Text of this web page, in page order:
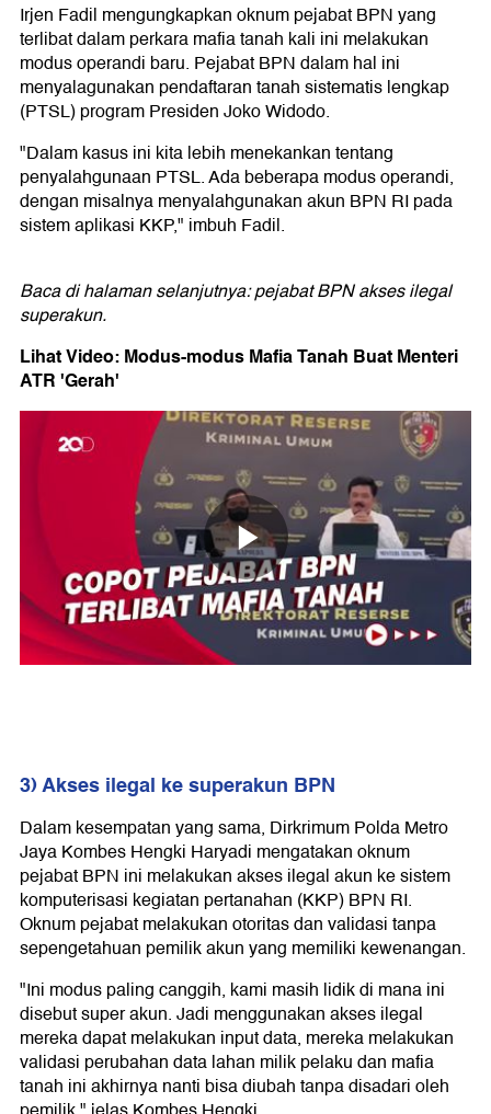
Irjen Fadil mengungkapkan oknum pejabat BPN yang
terlibat dalam perkara mafia tanah kali ini melakukan
modus operandi baru. Pejabat BPN dalam hal ini
menyalagunakan pendaftaran tanah sistematis lengkap
(PTSL) program Presiden Joko Widodo.
"Dalam kasus ini kita lebih menekankan tentang
penyalahgunaan PTSL. Ada beberapa modus operandi,
dengan misalnya menyalahgunakan akun BPN RI pada
sistem aplikasi KKP," imbuh Fadil.
Baca di halaman selanjutnya: pejabat BPN akses ilegal
superakun.
Lihat Video: Modus-modus Mafia Tanah Buat Menteri
ATR 'Gerah'
3) Akses ilegal ke superakun BPN
Dalam kesempatan yang sama, Dirkrimum Polda Metro
Jaya Kombes Hengki Haryadi mengatakan oknum
pejabat BPN ini melakukan akses ilegal akun ke sistem
komputerisasi kegiatan pertanahan (KKP) BPN RI.
Oknum pejabat melakukan otoritas dan validasi tanpa
sepengetahuan pemilik akun yang memiliki kewenangan.
"Ini modus paling canggih, kami masih lidik di mana ini
disebut super akun. Jadi menggunakan akses ilegal
mereka dapat melakukan input data, mereka melakukan
validasi perubahan data lahan milik pelaku dan mafia
tanah ini akhirnya nanti bisa diubah tanpa disadari oleh